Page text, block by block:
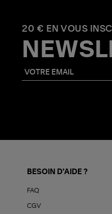
20 € EN VOUS
BESOIN D'AIDE ?
FAQ
CGV